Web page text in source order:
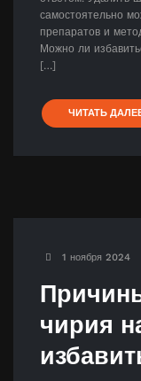
самостоятельно
препаратов и
Можно ли
[…]
ЧИТАТЬ
1 ноября 2024
чирия